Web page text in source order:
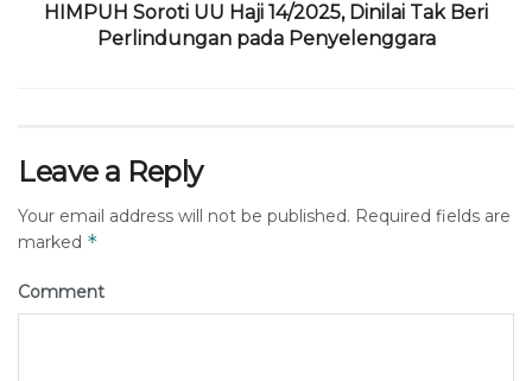
HIMPUH Soroti UU Haji 14/2025, Dinilai Tak Beri
Perlindungan pada Penyelenggara
Leave a Reply
Your email address will not be published. Required fields are
marked *
Comment